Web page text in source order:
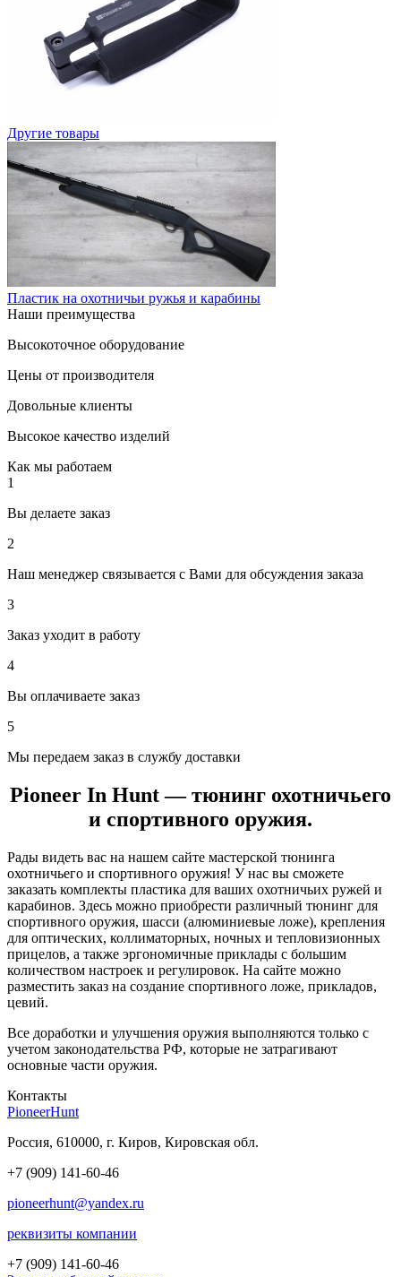
Другие товары
Пластик на охотничьи ружья и карабины
Наши преимущества
Высокоточное оборудование
Цены от производителя
Довольные клиенты
Высокое качество изделий
Как мы работаем
1
Вы делаете заказ
2
Наш менеджер связывается с Вами для обсуждения заказа
3
Заказ уходит в работу
4
Вы оплачиваете заказ
5
Мы передаем заказ в службу доставки
Pioneer In Hunt — тюнинг охотничьего
и спортивного оружия.
Рады видеть вас на нашем сайте мастерской тюнинга
охотничьего и спортивного оружия! У нас вы сможете
заказать комплекты пластика для ваших охотничьих ружей и
карабинов. Здесь можно приобрести различный тюнинг для
спортивного оружия, шасси (алюминиевые ложе), крепления
для оптических, коллиматорных, ночных и тепловизионных
прицелов, а также эргономичные приклады с большим
количеством настроек и регулировок. На сайте можно
разместить заказ на создание спортивного ложе, прикладов,
цевий.
Все доработки и улучшения оружия выполняются только с
учетом законодательства РФ, которые не затрагивают
основные части оружия.
Контакты
PioneerHunt
Россия, 610000, г. Киров, Кировская обл.
+7 (909) 141-60-46
pioneerhunt@yandex.ru
реквизиты компании
+7 (909) 141-60-46